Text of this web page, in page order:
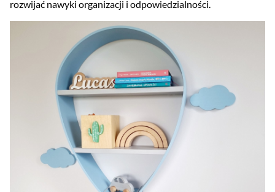
rozwijać nawyki organizacji i odpowiedzialności.